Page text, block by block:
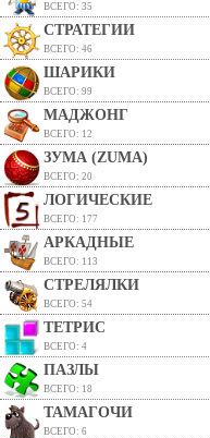
ВСЕГО: 35
СТРАТЕГИИ
ВСЕГО: 46
ШАРИКИ
ВСЕГО: 99
МАДЖОНГ
ВСЕГО: 12
ЗУМА (ZUMA)
ВСЕГО: 20
ЛОГИЧЕСКИЕ
ВСЕГО: 177
АРКАДНЫЕ
ВСЕГО: 113
СТРЕЛЯЛКИ
ВСЕГО: 54
ТЕТРИС
ВСЕГО: 4
ПАЗЛЫ
ВСЕГО: 18
ТАМАГОЧИ
ВСЕГО: 6